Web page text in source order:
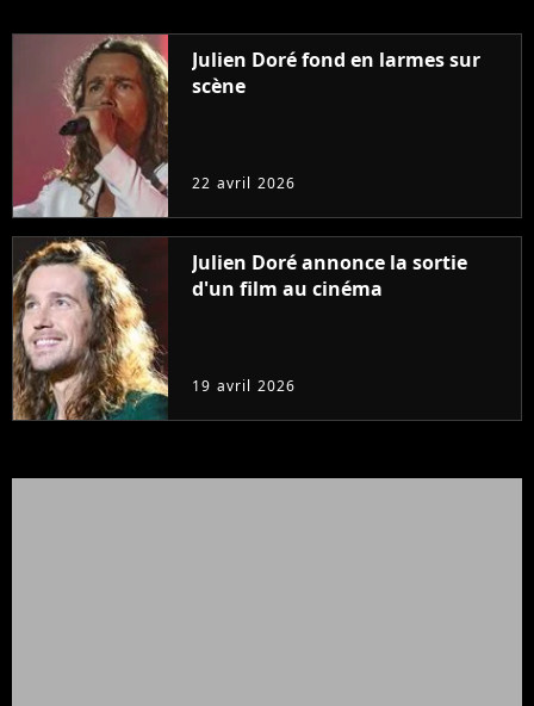
Julien Doré fond en larmes sur
scène
22 avril 2026
Julien Doré annonce la sortie
d'un film au cinéma
19 avril 2026